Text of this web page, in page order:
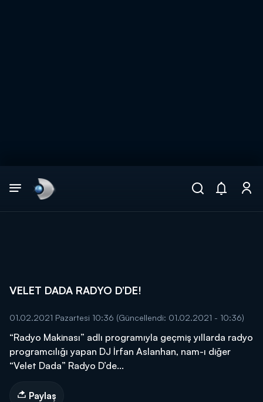
VELET DADA RADYO D’DE!
01.02.2021 Pazartesi 10:36 (Güncellendi: 01.02.2021 - 10:36)
“Radyo Makinası” adlı programıyla geçmiş yıllarda radyo
programcılığı yapan DJ İrfan Aslanhan, nam-ı diğer
“Velet Dada” Radyo D’de...
Paylaş